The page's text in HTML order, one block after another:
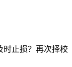
时止损？再次择校